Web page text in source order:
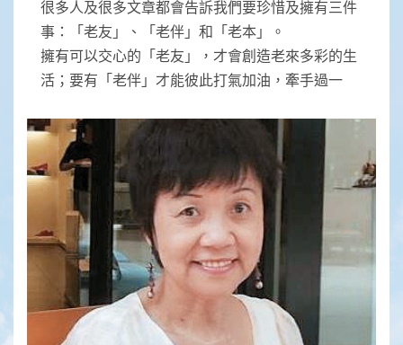
很多人及很多文章都會告訴我們要珍惜及擁有三件
事：「老友」、「老伴」和「老本」。
擁有可以交心的「老友」，才會創造老來多彩的生
活；要有「老伴」才能彼此打氣加油，牽手過一